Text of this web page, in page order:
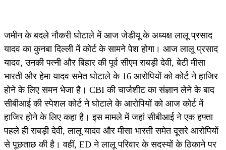
जमीन के बदले नौकरी घोटाले में आज जेडीयू के अध्यक्ष लालू प्रसाद
यादव का कुनबा दिल्ली में कोर्ट के सामने पेश होगा। आज लालू प्रसाद
यादव, उनकी पत्नी और बिहार की पूर्व सीएम राबड़ी देवी, बेटी मीसा
भारती और हेमा यादव समेत घोटाले के 16 आरोपियों को कोर्ट ने हाजिर
होने के लिए समन भेजा है। CBI की चार्जशीट का संज्ञान लेने के बाद
सीबीआई की स्पेशल कोर्ट ने घोटाले के आरोपियों को आज कोर्ट में
हाजिर होने के लिए कहा है। इस मामले में जहां सीबीआई ने एक हफ्ता
पहले ही राबड़ी देवी, लालू यादव और मीसा भारती समेत दूसरे आरोपियों
से पूछताछ की है। वहीं, ED ने लालू परिवार के सदस्यों के ठिकाने पर